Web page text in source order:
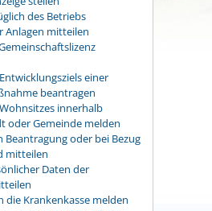
des Betriebs
Anlagen mitteilen
einer
beantragen
innerhalb
oder Gemeinde melden
Beantragung oder bei Bezug
mitteilen
Daten der
die Krankenkasse melden